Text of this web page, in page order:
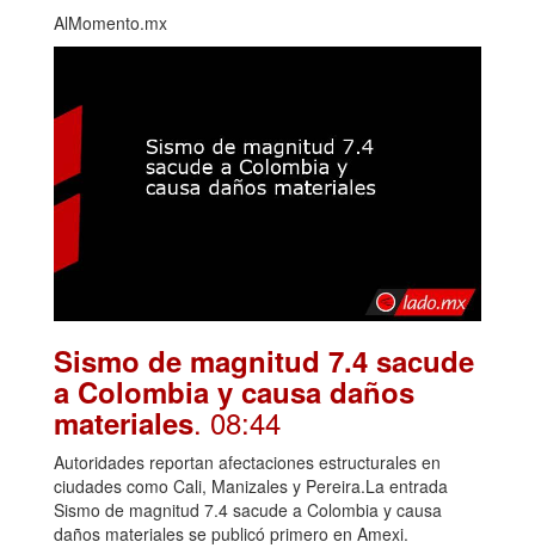
AlMomento.mx
Sismo de magnitud 7.4 sacude
a Colombia y causa daños
materiales. 08:44
Autoridades reportan afectaciones estructurales en
ciudades como Cali, Manizales y Pereira.La entrada
Sismo de magnitud 7.4 sacude a Colombia y causa
daños materiales se publicó primero en Amexi.